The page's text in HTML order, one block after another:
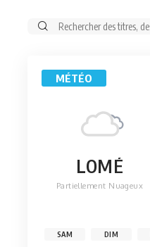
Rechercher:
MÉTÉO
LOMÉ
Partiellement Nuageux
SAM DIM